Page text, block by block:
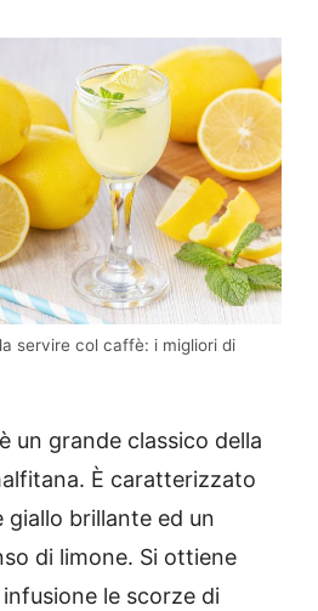
servire col caffè: i migliori di
un grande classico della
È caratterizzato
giallo brillante ed un
di limone. Si ottiene
le scorze di